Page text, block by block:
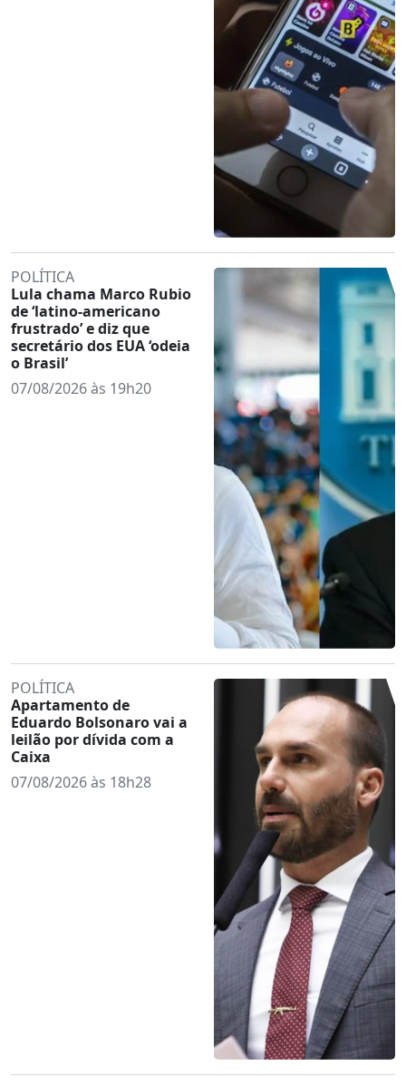
POLÍTICA
Lula chama Marco Rubio
de ‘latino-americano
frustrado’ e diz que
secretário dos EUA ‘odeia
o Brasil’
07/08/2026 às 19h20
POLÍTICA
Apartamento de
Eduardo Bolsonaro vai a
leilão por dívida com a
Caixa
07/08/2026 às 18h28